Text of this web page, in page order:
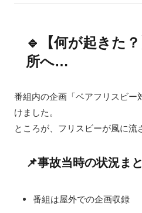
🔹【何が起きた
所へ…
番組内の企画「ベアフリスビ
けました。
ところが、フリスビーが風に流
📌事故当時の状況ま
番組は屋外での企画収録